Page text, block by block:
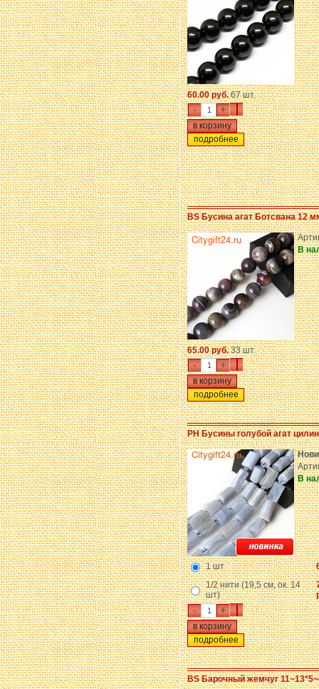
60.00 руб.67 шт.
- +
подробнее
BS Бусина агат Ботсвана 12
В
65.00 руб.33 шт.
- +
подробнее
PH Бусины голубой агат
В
1 шт
1/2 нити (19,5 см, ок. 14
шт)
- +
подробнее
BS Барочный жемчуг